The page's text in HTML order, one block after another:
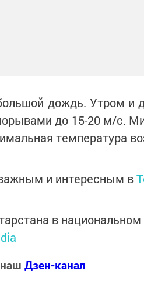
дождь. Утром и
до 15-20 м/с.
температура
и интересным в
в
Дзен-канал